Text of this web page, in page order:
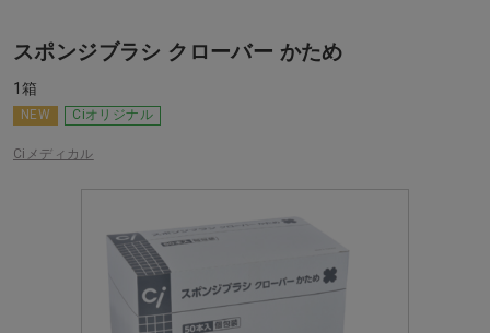
スポンジブラシ クローバー かため
1箱
NEW Ciオリジナル
Ciメディカル